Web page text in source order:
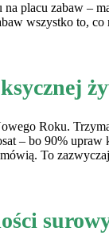
na placu zabaw –
wszystko to,
Roku.
– bo 90%
To